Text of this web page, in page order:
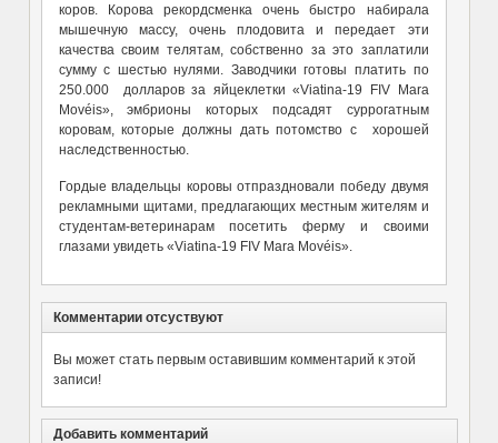
коров. Корова рекордсменка очень быстро набирала
мышечную массу, очень плодовита и передает эти
качества своим телятам, собственно за это заплатили
сумму с шестью нулями. Заводчики готовы платить по
250.000 долларов за яйцеклетки «Viatina-19 FIV Mara
Movéis», эмбрионы которых подсадят суррогатным
коровам, которые должны дать потомство с хорошей
наследственностью.
Гордые владельцы коровы отпраздновали победу двумя
рекламными щитами, предлагающих местным жителям и
студентам-ветеринарам посетить ферму и своими
глазами увидеть «Viatina-19 FIV Mara Movéis».
Комментарии отсуствуют
Вы может стать первым оставившим комментарий к этой
записи!
Добавить комментарий